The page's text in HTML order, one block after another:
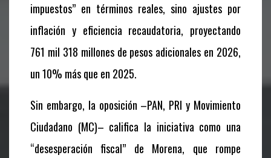
impuestos” en términos reales, sino ajustes por
inflación y eficiencia recaudatoria, proyectando
761 mil 318 millones de pesos adicionales en 2026,
un 10% más que en 2025.
Sin embargo, la oposición –PAN, PRI y Movimiento
Ciudadano (MC)– califica la iniciativa como una
“desesperación fiscal” de Morena, que rompe